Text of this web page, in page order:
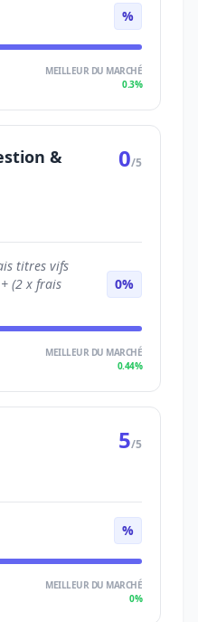
%
MEILLEUR DU MARCHÉ
0.3%
&
0/5
titres vifs
(2 x frais
0%
MEILLEUR DU MARCHÉ
0.44%
5/5
%
MEILLEUR DU MARCHÉ
0%